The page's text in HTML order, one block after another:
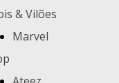
& Vilões
Marvel